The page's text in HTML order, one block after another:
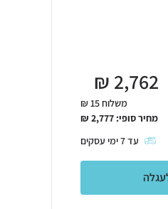
2,762
₪
משלוח 15 ₪
מחיר סופי: 2,777
₪
עד7ימי עסקים